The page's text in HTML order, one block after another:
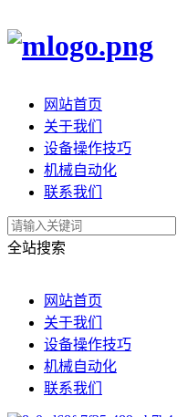
网站首页
关于我们
设备操作技巧
机械自动化
联系我们
全站搜索
网站首页
关于我们
设备操作技巧
机械自动化
联系我们